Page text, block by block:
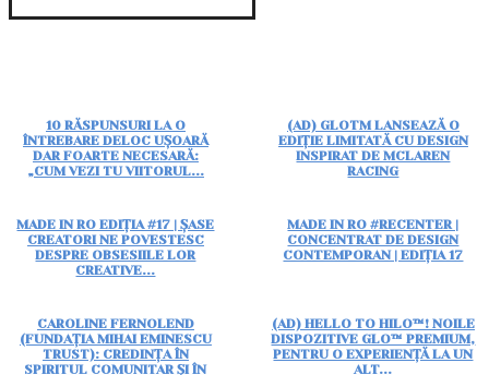
10 RĂSPUNSURI LA O
ÎNTREBARE DELOC UȘOARĂ
DAR FOARTE NECESARĂ:
„CUM VEZI TU VIITORUL...
(AD) GLOTM LANSEAZĂ O
EDIȚIE LIMITATĂ CU DESIGN
INSPIRAT DE MCLAREN
RACING
MADE IN RO EDIȚIA #17 | ȘASE
CREATORI NE POVESTESC
DESPRE OBSESIILE LOR
CREATIVE...
MADE IN RO #RECENTER |
CONCENTRAT DE DESIGN
CONTEMPORAN | EDIȚIA 17
CAROLINE FERNOLEND
(FUNDAȚIA MIHAI EMINESCU
TRUST): CREDINȚA ÎN
SPIRITUL COMUNITAR ȘI ÎN
(AD) HELLO TO HILO™! NOILE
DISPOZITIVE GLO™ PREMIUM,
PENTRU O EXPERIENȚĂ LA UN
ALT...